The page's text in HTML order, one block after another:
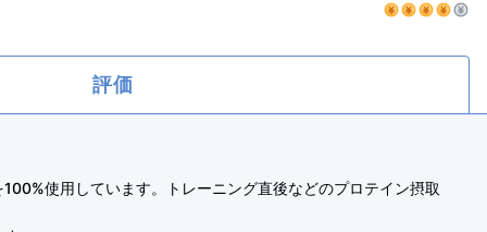
評価
使用しています。トレーニング直後などのプロテイン摂取